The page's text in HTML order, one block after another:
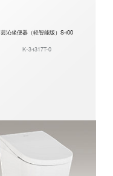
芸沁坐便器（轻智能版）S400
K-34317T-0